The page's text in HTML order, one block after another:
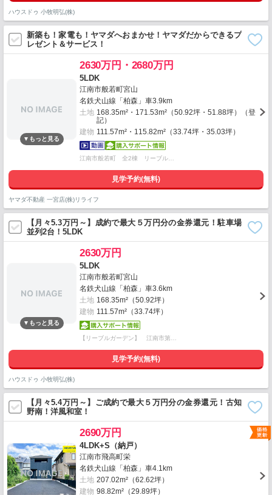
ハウスドゥ 小牧明弘(株)
新築も！家電も！ヤマダへおまかせ！ヤマダだからできるプ
レゼント＆サービス！
2630万円・2680万円
5LDK
江南市般若町宮山
名鉄犬山線「柏森」車3.9km
土地 168.35m²・171.53m²（50.92坪・51.88坪）（登
記）
建物 111.57m²・115.82m²（33.74坪・35.03坪）
江南市般若町 全2棟 リーブル…
見学予約(無料)
ヤマダ不動産 一宮店(株)リライフ
【月々5.3万円～】成約で最大５万円分の金券還元！駐車場
並列2台！5LDK
2630万円
5LDK
江南市般若町宮山
名鉄犬山線「柏森」車3.6km
土地 168.35m²（50.92坪）
建物 111.57m²（33.74坪）
【リーブルガーデン】 江南市第…
見学予約(無料)
ハウスドゥ 小牧明弘(株)
【月々5.4万円～】ご成約で最大５万円分の金券還元！古知
野南！洋風和室！
2690万円
4LDK+S（納戸）
江南市飛高町栄
名鉄犬山線「柏森」車4.1km
土地 207.02m²（62.62坪）
建物 98.82m²（29.89坪）